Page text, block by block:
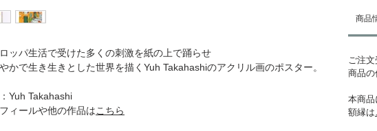
ッパ生活で受けた多くの刺激を紙の上で踊らせ
かで生き生きとした世界を描くYuh Takahashiのアクリル画のポスター。
Yuh Takahashi
ィールや他の作品はこちら
商品
ご注
商品の
本商品
額縁は